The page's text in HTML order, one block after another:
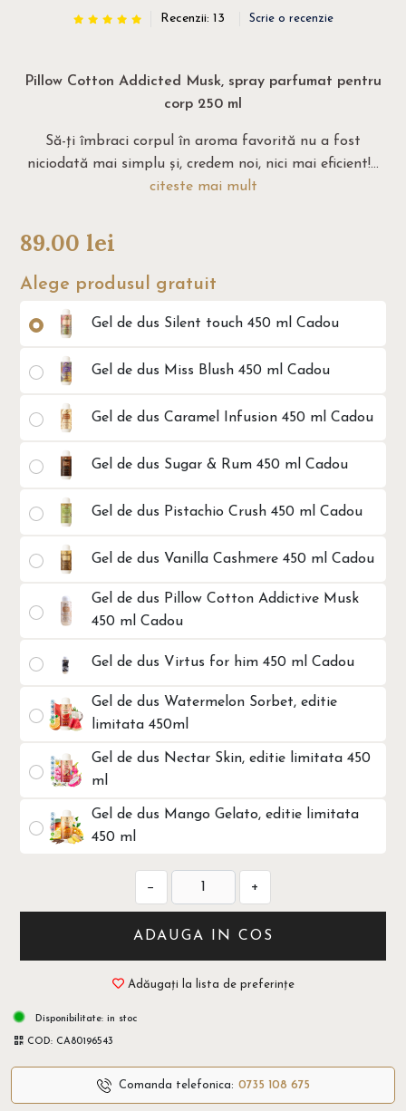
Recenzii: 13 Scrie o recenzie
Pillow Cotton Addicted Musk, spray parfumat pentru
corp 250 ml
Să-ți îmbraci corpul în aroma favorită nu a fost
niciodată mai simplu și, credem noi, nici mai eficient!...
citeste mai mult
89.00 lei
Alege produsul gratuit
Gel de dus Silent touch 450 ml Cadou
Gel de dus Miss Blush 450 ml Cadou
Gel de dus Caramel Infusion 450 ml Cadou
Gel de dus Sugar & Rum 450 ml Cadou
Gel de dus Pistachio Crush 450 ml Cadou
Gel de dus Vanilla Cashmere 450 ml Cadou
Gel de dus Pillow Cotton Addictive Musk
450 ml Cadou
Gel de dus Virtus for him 450 ml Cadou
Gel de dus Watermelon Sorbet, editie
limitata 450ml
Gel de dus Nectar Skin, editie limitata 450
ml
Gel de dus Mango Gelato, editie limitata
450 ml
− +
ADAUGA IN COS
Adăugați la lista de preferințe
Disponibilitate: in stoc
COD: CA80196543
Comanda telefonica: 0735 108 675